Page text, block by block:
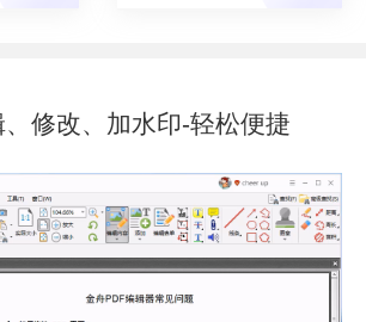
修改、加水印-轻松便捷